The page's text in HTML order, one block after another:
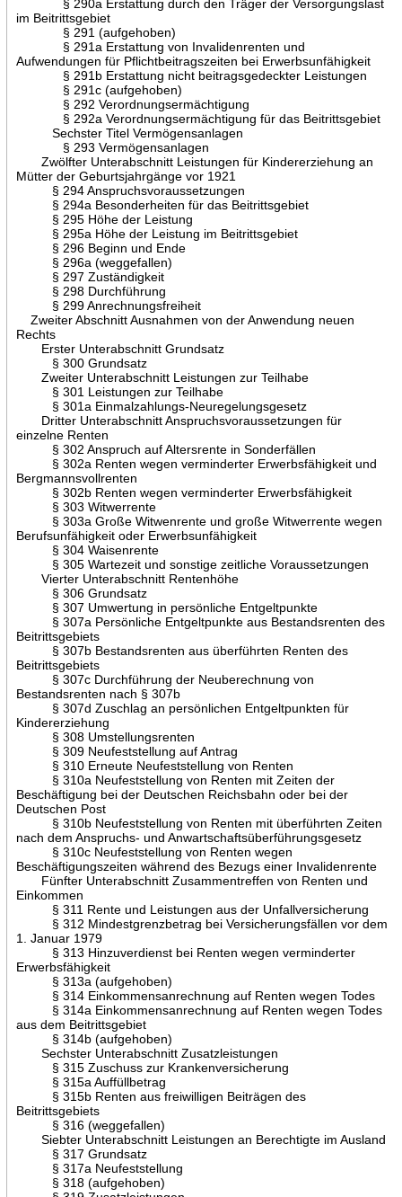
§ 290a Erstattung durch den Träger der Versorgungslast
im Beitrittsgebiet
§ 291 (aufgehoben)
§ 291a Erstattung von Invalidenrenten und
Aufwendungen für Pflichtbeitragszeiten bei Erwerbsunfähigkeit
§ 291b Erstattung nicht beitragsgedeckter Leistungen
§ 291c (aufgehoben)
§ 292 Verordnungsermächtigung
§ 292a Verordnungsermächtigung für das Beitrittsgebiet
Sechster Titel Vermögensanlagen
§ 293 Vermögensanlagen
Zwölfter Unterabschnitt Leistungen für Kindererziehung an
Mütter der Geburtsjahrgänge vor 1921
§ 294 Anspruchsvoraussetzungen
§ 294a Besonderheiten für das Beitrittsgebiet
§ 295 Höhe der Leistung
§ 295a Höhe der Leistung im Beitrittsgebiet
§ 296 Beginn und Ende
§ 296a (weggefallen)
§ 297 Zuständigkeit
§ 298 Durchführung
§ 299 Anrechnungsfreiheit
Zweiter Abschnitt Ausnahmen von der Anwendung neuen
Rechts
Erster Unterabschnitt Grundsatz
§ 300 Grundsatz
Zweiter Unterabschnitt Leistungen zur Teilhabe
§ 301 Leistungen zur Teilhabe
§ 301a Einmalzahlungs-Neuregelungsgesetz
Dritter Unterabschnitt Anspruchsvoraussetzungen für
einzelne Renten
§ 302 Anspruch auf Altersrente in Sonderfällen
§ 302a Renten wegen verminderter Erwerbsfähigkeit und
Bergmannsvollrenten
§ 302b Renten wegen verminderter Erwerbsfähigkeit
§ 303 Witwerrente
§ 303a Große Witwenrente und große Witwerrente wegen
Berufsunfähigkeit oder Erwerbsunfähigkeit
§ 304 Waisenrente
§ 305 Wartezeit und sonstige zeitliche Voraussetzungen
Vierter Unterabschnitt Rentenhöhe
§ 306 Grundsatz
§ 307 Umwertung in persönliche Entgeltpunkte
§ 307a Persönliche Entgeltpunkte aus Bestandsrenten des
Beitrittsgebiets
§ 307b Bestandsrenten aus überführten Renten des
Beitrittsgebiets
§ 307c Durchführung der Neuberechnung von
Bestandsrenten nach § 307b
§ 307d Zuschlag an persönlichen Entgeltpunkten für
Kindererziehung
§ 308 Umstellungsrenten
§ 309 Neufeststellung auf Antrag
§ 310 Erneute Neufeststellung von Renten
§ 310a Neufeststellung von Renten mit Zeiten der
Beschäftigung bei der Deutschen Reichsbahn oder bei der
Deutschen Post
§ 310b Neufeststellung von Renten mit überführten Zeiten
nach dem Anspruchs- und Anwartschaftsüberführungsgesetz
§ 310c Neufeststellung von Renten wegen
Beschäftigungszeiten während des Bezugs einer Invalidenrente
Fünfter Unterabschnitt Zusammentreffen von Renten und
Einkommen
§ 311 Rente und Leistungen aus der Unfallversicherung
§ 312 Mindestgrenzbetrag bei Versicherungsfällen vor dem
1. Januar 1979
§ 313 Hinzuverdienst bei Renten wegen verminderter
Erwerbsfähigkeit
§ 313a (aufgehoben)
§ 314 Einkommensanrechnung auf Renten wegen Todes
§ 314a Einkommensanrechnung auf Renten wegen Todes
aus dem Beitrittsgebiet
§ 314b (aufgehoben)
Sechster Unterabschnitt Zusatzleistungen
§ 315 Zuschuss zur Krankenversicherung
§ 315a Auffüllbetrag
§ 315b Renten aus freiwilligen Beiträgen des
Beitrittsgebiets
§ 316 (weggefallen)
Siebter Unterabschnitt Leistungen an Berechtigte im Ausland
§ 317 Grundsatz
§ 317a Neufeststellung
§ 318 (aufgehoben)